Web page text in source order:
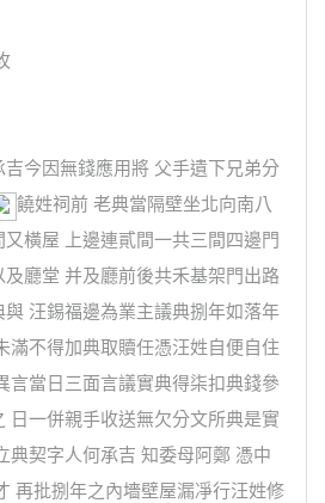
今因無錢應用將 父手遺下兄弟分
饒姓祠前 老典當隔壁坐北向南八
橫屋 上邊連貳間一共三間四邊門
廳堂 并及廳前後共禾基架門出路
汪錫福邊為業主議典捌年如落年
滿不得加典取贖任憑汪姓自便自住
言當日三面言議實典得柒扣典錢參
日一併親手收送無欠分文所典是實
典契字人何承吉 知委母阿鄭 憑中
再批捌年之內墻壁屋漏凈行汪姓修